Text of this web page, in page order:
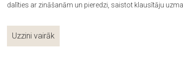
dalīties ar zināšanām un pieredzi, saistot klausītāju
Uzzini vairāk